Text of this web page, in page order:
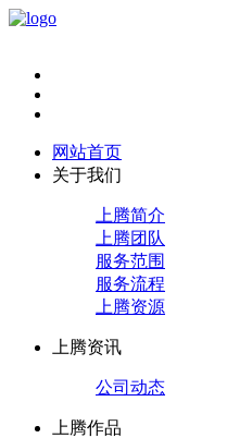
网站首页
关于我们
上腾简介
上腾团队
服务范围
服务流程
上腾资源
上腾资讯
公司动态
上腾作品